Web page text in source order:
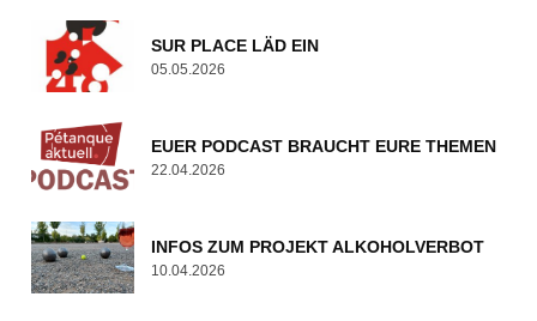
SUR PLACE LÄD EIN
05.05.2026
EUER PODCAST BRAUCHT EURE THEMEN
22.04.2026
INFOS ZUM PROJEKT ALKOHOLVERBOT
10.04.2026